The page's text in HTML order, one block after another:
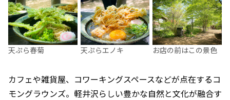
天ぷら春菊 天ぷらエノキ お店の前はこの景色
カフェや雑貨屋、コワーキングスペースなどが点在するコ
モングラウンズ。軽井沢らしい豊かな自然と文化が融合す